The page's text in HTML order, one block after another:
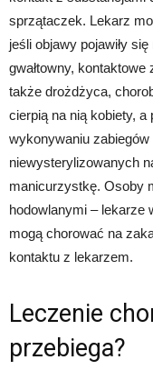
sprzątaczek. Lekarz
jeśli objawy pojawiły
gwałtowny,
także drożdżyca,
cierpią na nią kobiety,
wykonywaniu
niewysterylizowanych
manicurzystkę. Osoby
hodowlanymi – lekarze
mogą chorować na
kontaktu z lekarzem.
Leczenie
przebiega?